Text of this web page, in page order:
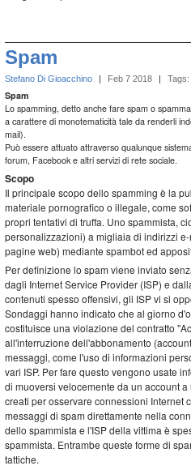
Spam
Stefano Di Gioacchino | Feb 7 2018 | Tags:
Spam
Lo spamming, detto anche fare spam o
a carattere di monotematicità tale da renderli
mail).
Può essere attuato attraverso qualunque
forum, Facebook e altri servizi di rete sociale.
Scopo
Il principale scopo dello spamming è la
materiale pornografico o illegale, come
propri tentativi di truffa. Uno spammista,
personalizzazioni) a migliaia di indirizzi
pagine web) mediante spambot ed
Per definizione lo spam viene inviato
dagli Internet Service Provider (ISP) e
contenuti spesso offensivi, gli ISP vi si
Sondaggi hanno indicato che al giorno
costituisce una violazione del contratto
all'interruzione dell'abbonamento
messaggi, come l'uso di informazioni
vari ISP. Per fare questo vengono usate
di muoversi velocemente da un account
creati per osservare connessioni Internet
messaggi di spam direttamente nella
dello spammista e l'ISP della vittima è
spammista. Entrambe queste forme di
tattiche.